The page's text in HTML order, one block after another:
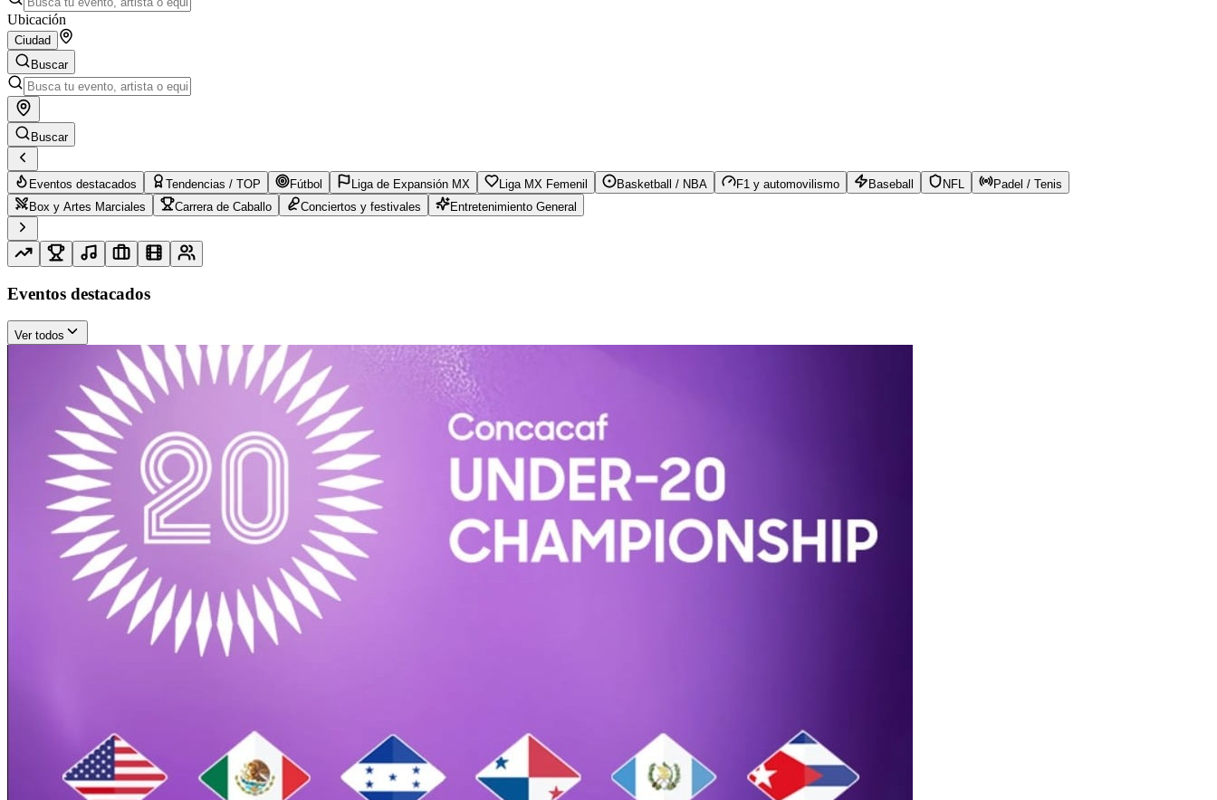
Ubicación
Ciudad
Buscar
Buscar
Eventos destacados Tendencias / TOP Fútbol Liga de Expansión MX Liga MX Femenil Basketball / NBA F1 y automovilismo Baseball NFL
Padel / Tenis
Box y Artes Marciales
Carrera de Caballo Conciertos y festivales Entretenimiento General
Eventos destacados
Ver todos